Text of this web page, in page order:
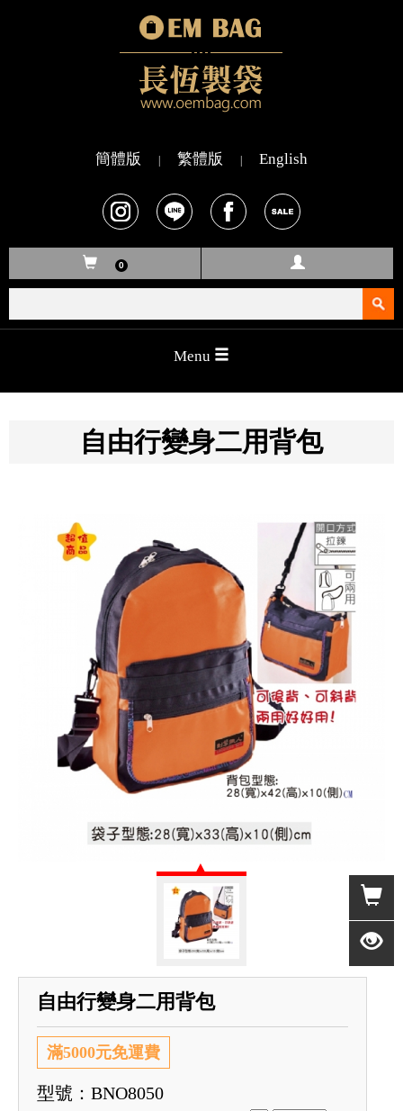
簡體版 繁體版 English
0
Menu
自由行變身二用背包
自由行變身二用背包
滿5000元免運費
型號：BNO8050